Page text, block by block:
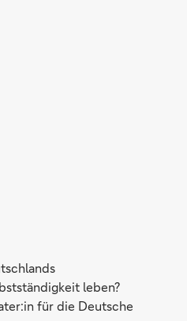
leben?
für die Deutsche